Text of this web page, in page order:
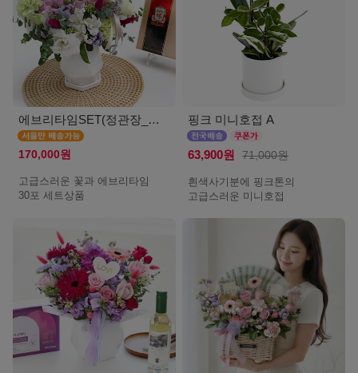
에브리타임SET(정관장_서울)
170,000원
고급스러운 꽃과 에브리타임
30포 세트상품
핑크 미니호접 A
63,900원 71,000원
흰색사기분에 핑크톤의
고급스러운 미니호접